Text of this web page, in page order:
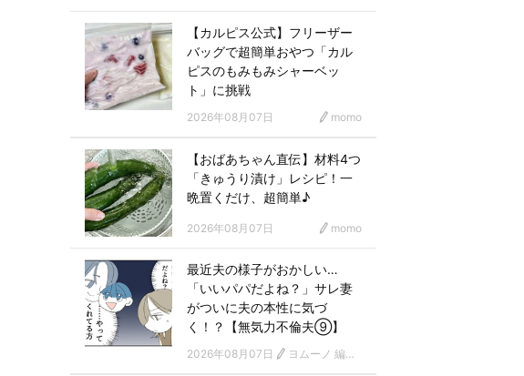
【カルピス公式】フリーザー
バッグで超簡単おやつ「カル
ピスのもみもみシャーベッ
ト」に挑戦
2026年08月07日 momo
【おばあちゃん直伝】材料4つ
「きゅうり漬け」レシピ！一
晩置くだけ、超簡単♪
2026年08月07日 momo
最近夫の様子がおかしい…
「いいパパだよね？」サレ妻
がついに夫の本性に気づ
く！？【無気力不倫夫⑨】
2026年08月07日 ヨムーノ 編集部 漫画チーム